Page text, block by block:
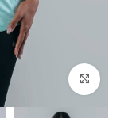
برای بزرگنمایی